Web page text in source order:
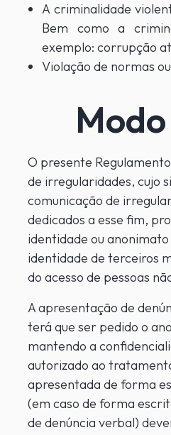
A criminalidade
Bem como a
exemplo: corrupção
Violação de normas
O presente
de irregularidades, cujo
comunicação de
dedicados a esse fim,
identidade ou
identidade de terceiros
do acesso de pessoas
A apresentação de
terá que ser pedido o
mantendo a
autorizado ao
apresentada de forma
(em caso de forma
de denúncia verbal)